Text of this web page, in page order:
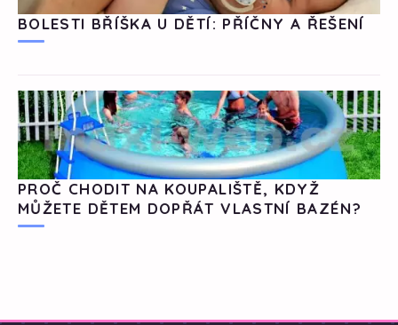
BOLESTI BŘÍŠKA U DĚTÍ: PŘÍČNY A ŘEŠENÍ
PROČ CHODIT NA KOUPALIŠTĚ, KDYŽ
MŮŽETE DĚTEM DOPŘÁT VLASTNÍ BAZÉN?